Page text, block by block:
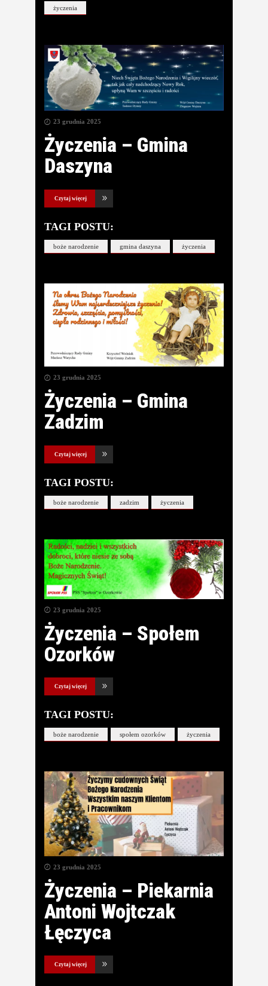
życzenia
23 grudnia 2025
Życzenia – Gmina
Daszyna
Czytaj więcej
TAGI POSTU:
boże narodzenie gmina daszyna życzenia
23 grudnia 2025
Życzenia – Gmina
Zadzim
Czytaj więcej
TAGI POSTU:
boże narodzenie zadzim życzenia
23 grudnia 2025
Życzenia – Społem
Ozorków
Czytaj więcej
TAGI POSTU:
boże narodzenie społem ozorków życzenia
23 grudnia 2025
Życzenia – Piekarnia
Antoni Wojtczak
Łęczyca
Czytaj więcej